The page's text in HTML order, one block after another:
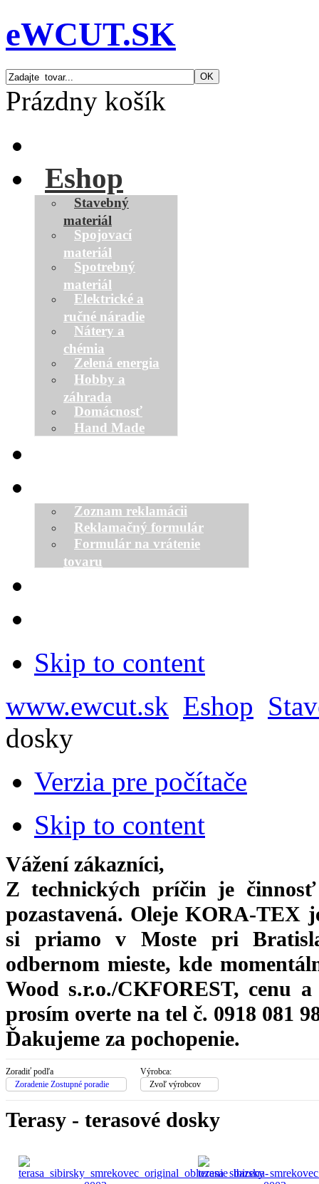
eWCUT.SK
Prázdny košík
Eshop
Stavebný
materiál
Spojovací
materiál
Spotrebný
materiál
Elektrické a
ručné náradie
Nátery a
chémia
Zelená energia
Hobby a
záhrada
Domácnosť
Hand Made
Zoznam reklamácii
Reklamačný formulár
Formulár na vrátenie
tovaru
Skip to content
www.ewcut.sk Eshop
dosky
Verzia pre počítače
Skip to content
Vážení zákazníci,
Z technických príčin je činnosť
pozastavená. Oleje KORA-TEX
si priamov Moste pri
odbernom mieste, kde
Wood s.r.o./CKFOREST, cenu
prosím overte na tel č. 0918 081
Ďakujeme za pochopenie.
Zoradiť podľa
Zoradenie Zostupné poradie
Výrobca:
Zvoľ výrobcov
Terasy - terasové dosky